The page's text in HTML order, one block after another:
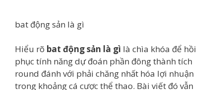
bat động sản là gì
Hiểu rõ bat động sản là gì là chìa khóa để hồi
phục tính năng dự đoán phần đông thành tích
round đánh với phải chăng nhất hóa lợi nhuận
trong khoảng cá cược thể thao. Bài viết đó vẫn